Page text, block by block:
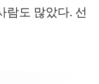
람도 많았다. 선